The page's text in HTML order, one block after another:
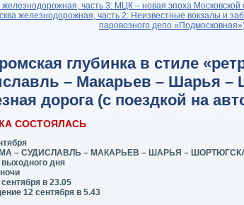
железнодорожная, часть 3: МЦК – новая эпоха Московской
железнодорожная, часть 2: Неизвестные вокзалы и
паровозного депо
глубинка в стиле
– Макарьев – Шарья –
дорога (с поездкой на
СОСТОЯЛАСЬ
– СУДИСЛАВЛЬ – МАКАРЬЕВ – ШАРЬЯ –
выходного дня
в 23.05
12 сентября в 5.43